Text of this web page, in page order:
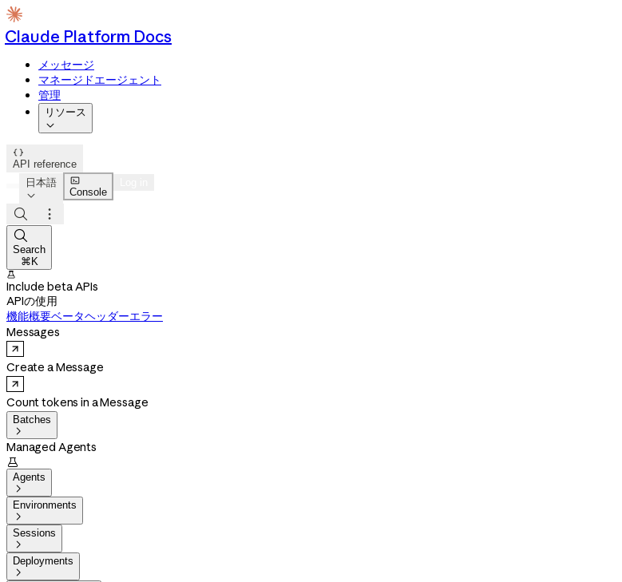
Claude Platform Docs
メッセージ
マネージドエージェント
管理
リソース


API reference
日本語


Console



Search
⌘K

Include beta APIs
APIの使用
機能概要ベータヘッダーエラー
Messages
Create a Message
Count tokens in a Message
Batches

Managed Agents

Agents

Environments

Sessions

Deployments
